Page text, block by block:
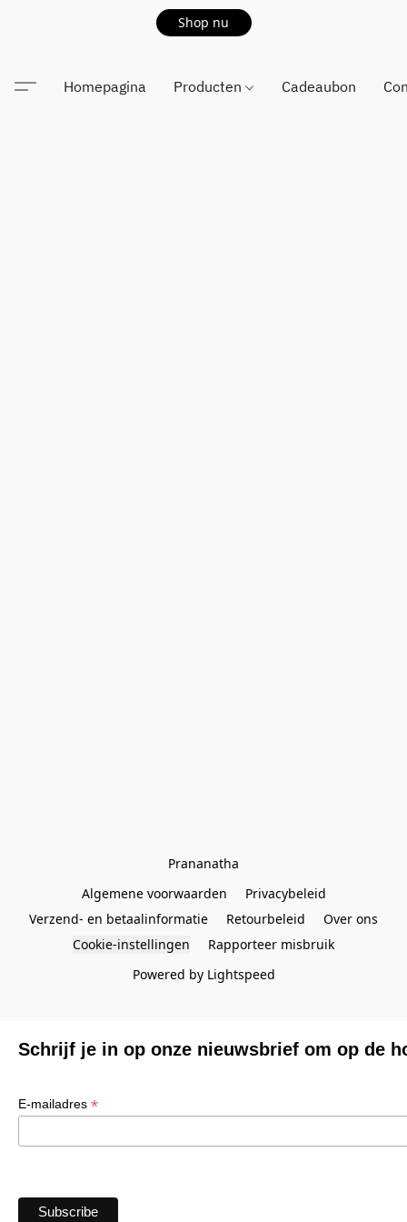
Shop nu
Homepagina Producten Cadeaubon
Prananatha
Algemene voorwaarden
Privacybeleid
Verzend- en betaalinformatie
Retourbeleid
Over ons
Cookie-instellingen
Rapporteer misbruik
Powered by Lightspeed
Schrijf je in op onze nieuwsbrief om op de
E-mailadres *